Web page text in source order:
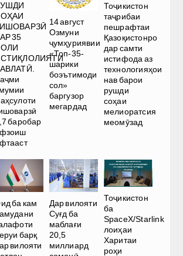
35
баробар
14 август
Озмуни
ҷумҳуриявии
«Топ-35-
шарики
боэътимоди
сол»
баргузор
мегардад
Тоҷикистон
таҷрибаи
пешрафтаи
Қазоқистонро
дар самти
истифода аз
технологияҳои
нав барои
рушди
соҳаи
мелиоратсия
меомӯзад
ба кам
барқ
вилояти
Дар вилояти
Суғд ба
маблағи
20,5
миллиард
Тоҷикистон
ба
SpaceX/Starlink
лоиҳаи
Харитаи
роҳи